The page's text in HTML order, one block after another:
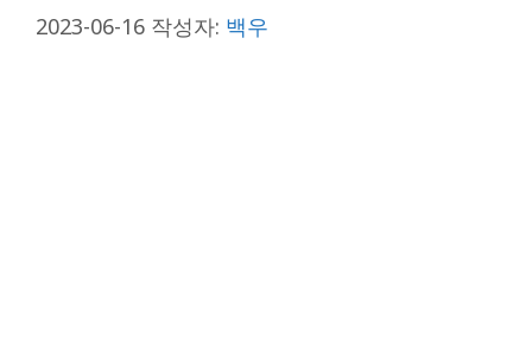
2023-06-16 작성자: 백우